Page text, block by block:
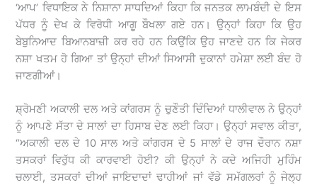
‘ਆਪ’ ਵਿਧਾਇਕ ਨੇ ਨਿਸ਼ਾਨਾ ਸਾਧਦਿਆਂ ਕਿਹਾ ਕਿ ਜਨਤਕ ਲਾਮਬੰਦੀ ਦੇ ਇਸ
ਪੱਧਰ ਨੂੰ ਦੇਖ ਕੇ ਵਿਰੋਧੀ ਆਗੂ ਬੌਖਲਾ ਗਏ ਹਨ। ਉਨ੍ਹਾਂ ਕਿਹਾ ਕਿ ਉਹ
ਬੇਬੁਨਿਆਦ ਬਿਆਨਬਾਜ਼ੀ ਕਰ ਰਹੇ ਹਨ ਕਿਉਂਕਿ ਉਹ ਜਾਣਦੇ ਹਨ ਕਿ ਜੇਕਰ
ਨਸ਼ਾ ਖਤਮ ਹੋ ਗਿਆ ਤਾਂ ਉਨ੍ਹਾਂ ਦੀਆਂ ਸਿਆਸੀ ਦੁਕਾਨਾਂ ਹਮੇਸ਼ਾ ਲਈ ਬੰਦ ਹੋ
ਜਾਣਗੀਆਂ।
ਸ਼੍ਰੋਮਣੀ ਅਕਾਲੀ ਦਲ ਅਤੇ ਕਾਂਗਰਸ ਨੂੰ ਚੁਣੌਤੀ ਦਿੰਦਿਆਂ ਧਾਲੀਵਾਲ ਨੇ ਉਨ੍ਹਾਂ
ਨੂੰ ਆਪਣੇ ਸੱਤਾ ਦੇ ਸਾਲਾਂ ਦਾ ਹਿਸਾਬ ਦੇਣ ਲਈ ਕਿਹਾ। ਉਨ੍ਹਾਂ ਸਵਾਲ ਕੀਤਾ,
“ਅਕਾਲੀ ਦਲ ਦੇ 10 ਸਾਲ ਅਤੇ ਕਾਂਗਰਸ ਦੇ 5 ਸਾਲਾਂ ਦੇ ਰਾਜ ਦੌਰਾਨ ਨਸ਼ਾ
ਤਸਕਰਾਂ ਵਿਰੁੱਧ ਕੀ ਕਾਰਵਾਈ ਹੋਈ? ਕੀ ਉਨ੍ਹਾਂ ਨੇ ਕਦੇ ਅਜਿਹੀ ਮੁਹਿੰਮ
ਚਲਾਈ, ਤਸਕਰਾਂ ਦੀਆਂ ਜਾਇਦਾਦਾਂ ਢਾਹੀਆਂ ਜਾਂ ਵੱਡੇ ਸਮੱਗਲਰਾਂ ਨੂੰ ਜੇਲ੍ਹ